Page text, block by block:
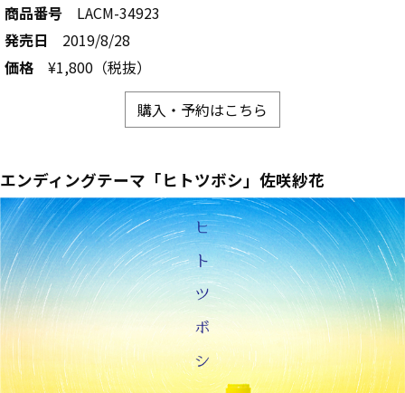
商品番号
LACM-34923
発売日
2019/8/28
価格
¥1,800（税抜）
購入・予約はこちら
エンディングテーマ「ヒトツボシ」佐咲紗花